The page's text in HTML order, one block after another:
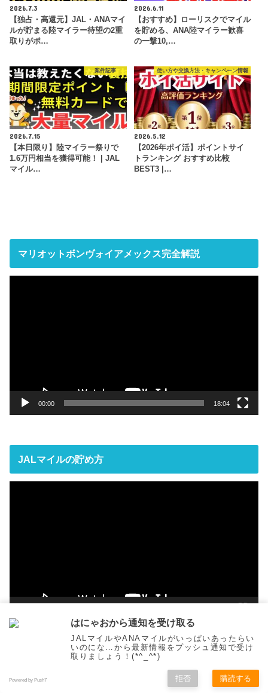
2026.7.3
【独占・高還元】JAL・ANAマイ
ルが貯まる陸マイラー待望の2重
取りがポ…
2026.6.11
【おすすめ】ローリスクでマイル
を貯める、ANA陸マイラー歓喜
の一撃10,…
案件記事
2026.7.15
【本日限り】陸マイラー祭りで
1.6万円相当を獲得可能！ | JAL
マイル…
使い方や交換方法・キャンペーン情報
2026.5.12
【2026年ポイ活】ポイントサイ
トランキング おすすめ比較
BEST3 |…
マリオットボンヴォイアメックス完全解説
00:00 18:04
JALマイルの貯め方
はにゃおから通知を受け取る
JALマイルやANAマイルがいっぱいあったらい
いのにな…から最新情報をプッシュ通知で受け
取りましょう！(*^_^*)
Powered by Push7 拒否 購読する